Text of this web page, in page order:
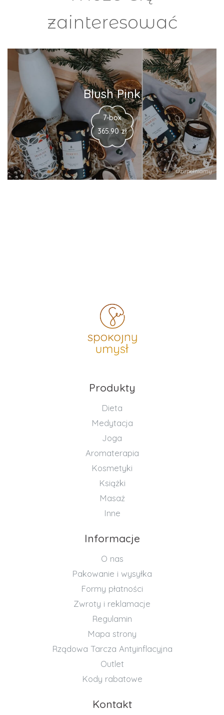
zainteresować
Uzupełniamy
Blush Pink
7-box
365.90 zł
Produkty
Dieta
Medytacja
Joga
Aromaterapia
Kosmetyki
Książki
Masaż
Inne
Informacje
O nas
Pakowanie i wysyłka
Formy płatności
Zwroty i reklamacje
Regulamin
Mapa strony
Rządowa Tarcza Antyinflacyjna
Outlet
Kody rabatowe
Kontakt